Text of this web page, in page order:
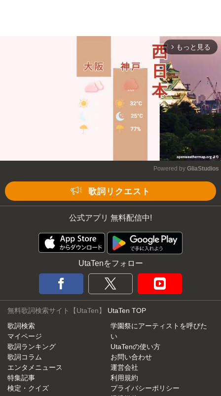
arrow_forward_ios もっと見る
Powered by GliaStudios
歌詞リクエスト
公式アプリ 無料配信中!
UtaTenをフォロー
無料歌詞検索サイト【UtaTen】 UtaTen TOP
歌詞検索
マイページ
歌詞ランキング
歌詞コラム
エンタメニュース
特集記事
検定・クイズ
学園祭にアーティストを呼びた
い
UtaTenの使い方
お問い合わせ
運営会社
利用規約
プライバシーポリシー